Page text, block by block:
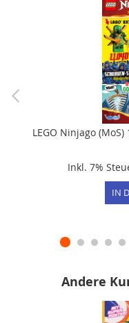
Inkl. 7%
IN
Andere